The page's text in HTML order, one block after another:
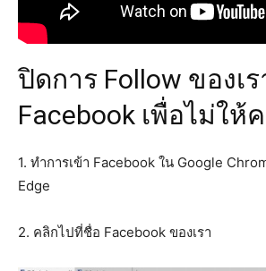
ปิดการ Follow ของเ
Facebook เพื่อไม่ให้
1. ทำการเข้า Facebook ใน Google
Edge
2. คลิกไปที่ชื่อ Facebook ของเรา